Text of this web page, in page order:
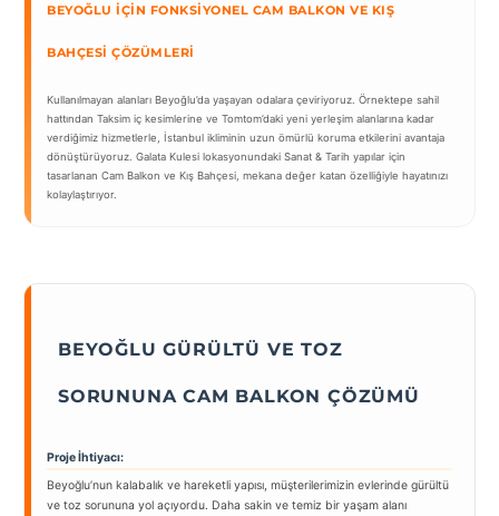
BEYOĞLU İÇIN FONKSIYONEL CAM BALKON VE KIŞ
BAHÇESI ÇÖZÜMLERI
Kullanılmayan alanları Beyoğlu’da yaşayan odalara çeviriyoruz. Örnektepe sahil
hattından Taksim iç kesimlerine ve Tomtom’daki yeni yerleşim alanlarına kadar
verdiğimiz hizmetlerle, İstanbul ikliminin uzun ömürlü koruma etkilerini avantaja
dönüştürüyoruz. Galata Kulesi lokasyonundaki Sanat & Tarih yapılar için
tasarlanan Cam Balkon ve Kış Bahçesi, mekana değer katan özelliğiyle hayatınızı
kolaylaştırıyor.
BEYOĞLU GÜRÜLTÜ VE TOZ
SORUNUNA CAM BALKON ÇÖZÜMÜ
Proje İhtiyacı:
Beyoğlu’nun kalabalık ve hareketli yapısı, müşterilerimizin evlerinde gürültü
ve toz sorununa yol açıyordu. Daha sakin ve temiz bir yaşam alanı